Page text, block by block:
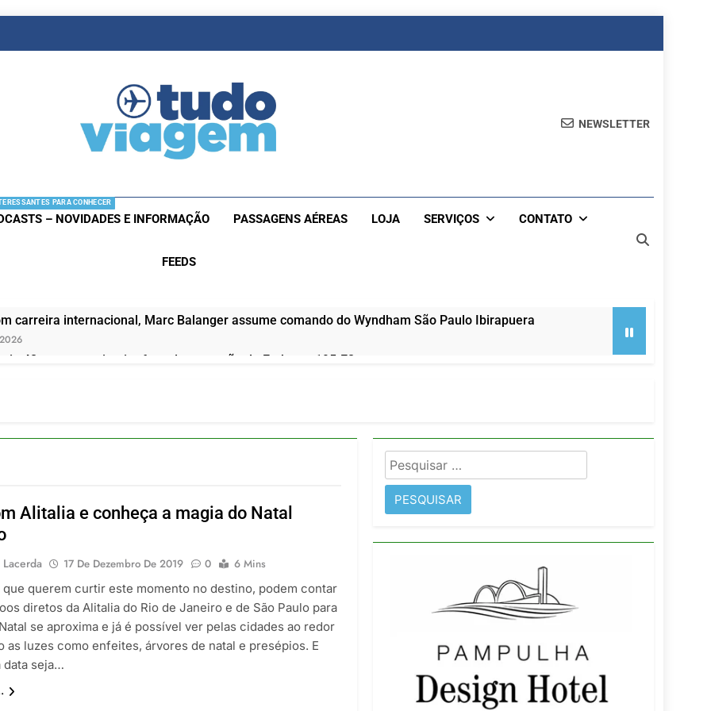
NEWSLETTER
PARA CONHECER
– NOVIDADES E INFORMAÇÃO PASSAGENS AÉREAS LOJA SERVIÇOS CONTATO
FEEDS
carreira internacional, Marc Balanger assume comando do Wyndham São Paulo Ibirapuera
42 rotas na primeira fase de operação do Embraer 195-E2
Catarinense: Região do Salto Caveiras atrai novos investimentos e fortalece infraestrutura
Atomium: História, Ciência e a Melhor Vista de Bruxelas
Alitalia e conheça a magia do Natal
17 De Dezembro De 2019 0
6 Mins
que querem curtir este momento no destino, podem contar
diretos da Alitalia do Rio de Janeiro e de São Paulo para
se aproxima e já é possível ver pelas cidades ao redor
as luzes como enfeites, árvores de natal e presépios. E
data seja…
Pesquisar
por: